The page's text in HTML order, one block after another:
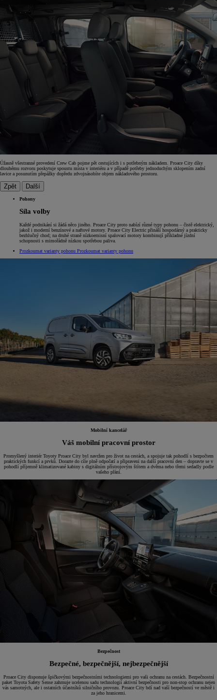
Úžasně všestranné provedení Crew Cab pojme pět cestujících i s potřebným nákladem. Proace City díky
dlouhému rozvoru poskytuje spoustu místa v interiéru a v případě potřeby jednoduchým sklopením zadní
lavice a posunutím přepážky dopředu zdvojnásobíte objem nákladového prostoru.
Zpět Další
Pohony
Síla volby
Každé podnikání si žádá něco jiného. Proace City proto nabízí různé typy pohonu – čistě elektrický,
jakož i moderní benzínové a naftové motory. Proace City Electric přináší hospodárný a prakticky
bezhlučný chod; na druhé straně nízkoemisní spalovací motory kombinují příkladné jízdní
schopnosti s mimořádně nízkou spotřebou paliva.
Prozkoumat varianty pohonu Prozkoumat varianty pohonu
Mobilní kancelář
Váš mobilní pracovní prostor
Promyšlený interiér Toyoty Proace City byl navržen pro život na cestách, a spojuje tak pohodlí s bezpočtem
praktických funkcí a prvků. Dorazte do cíle plně odpočatí a připraveni na další pracovní den – dopravte se v
pohodlí příjemně klimatizované kabiny s digitálním přístrojovým štítem a dvěma nebo třemi sedadly podle
vašeho přání.
Bezpečnost
Bezpečné, bezpečnější, nejbezpečnější
Proace City disponuje špičkovými bezpečnostními technologiemi pro vaši ochranu na cestách. Bezpečnostní
paket Toyota Safety Sense zahrnuje ucelenou sadu technologií aktivní bezpečnosti pro non-stop ochranu nejen
vás samotných, ale i ostatních účastníků silničního provozu. Proace City bdí nad vaší bezpečností ve městě i
za jeho hranicemi.